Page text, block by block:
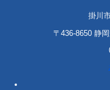
掛川
〒436-8650 静